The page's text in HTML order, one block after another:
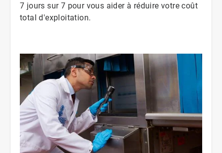
7 jours sur 7 pour vous aider à réduire votre coût
total d'exploitation.